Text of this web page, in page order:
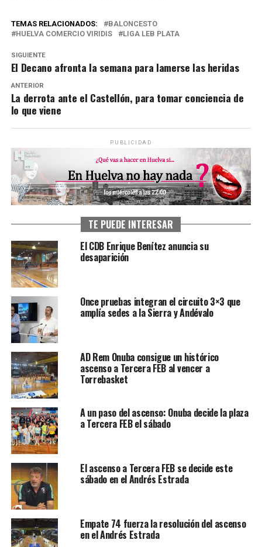
TEMAS RELACIONADOS:
BALONCESTO
HUELVA COMERCIO VIRIDIS
LIGA LEB PLATA
SIGUIENTE
El Decano afronta la semana para lamerse las heridas
ANTERIOR
La derrota ante el Castellón, para tomar conciencia de
lo que viene
PUBLICIDAD
TE PUEDE INTERESAR
El CDB Enrique Benítez anuncia su
desaparición
Once pruebas integran el circuito 3×3 que
amplía sedes a la Sierra y Andévalo
AD Rem Onuba consigue un histórico
ascenso a Tercera FEB al vencer a
Torrebasket
A un paso del ascenso: Onuba decide la plaza
a Tercera FEB el sábado
El ascenso a Tercera FEB se decide este
sábado en el Andrés Estrada
Empate 74 fuerza la resolución del ascenso
en el Andrés Estrada